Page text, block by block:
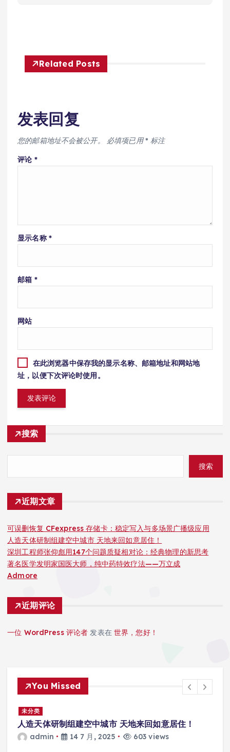
Related Posts
发表回复
您的邮箱地址不会被公开。 必填项已用* 标注
评论 *
显示名称 *
邮箱 *
网站
在此浏览器中保存我的显示名称、邮箱地址和网站地
址，以便下次评论时使用。
搜索
搜索
近期文章
可误删恢复 CFexpress 存储卡：稳定写入与多场景广播级应用
人造天体研制组建空中城市 天地来回如意居住！
深圳工程师张仰彪用147个问题质疑相对论：经典物理的新思考
著名医学发明家国医大师，纯中药特效疗法——万立成
Admore
近期评论
一位 WordPress 评论者 发表在世界，您好！
You Missed
未分类
人造天体研制组建空中城市 天地来回如意居住！
admin 14 7 月, 2025 603 views